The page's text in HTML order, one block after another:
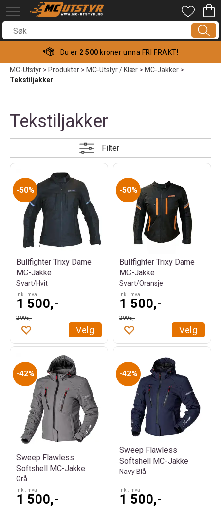
Du er 2 500 kroner unna FRI FRAKT!
MC-Utstyr>Produkter>MC-Utstyr / Klær>MC-Jakker>
Tekstiljakker
Tekstiljakker
Filter
50%
Bullfighter Trixy Dame
MC-Jakke
Svart/Hvit
Inkl. mva
1 500,-
2 995,-
Velg
50%
Bullfighter Trixy Dame
MC-Jakke
Svart/Oransje
Inkl. mva
1 500,-
2 995,-
Velg
42%
Sweep Flawless
Softshell MC-Jakke
Grå
Inkl. mva
1 500,-
42%
Sweep Flawless
Softshell MC-Jakke
Navy Blå
Inkl. mva
1 500,-